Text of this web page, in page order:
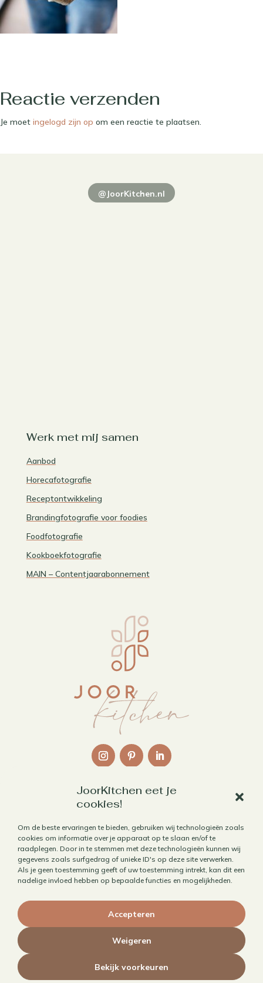
JoorKitchen eet je
cookies!
Om de beste ervaringen te bieden, gebruiken wij technologieën zoals
cookies om informatie over je apparaat op te slaan en/of te
raadplegen. Door in te stemmen met deze technologieën kunnen wij
gegevens zoals surfgedrag of unieke ID's op deze site verwerken.
Als je geen toestemming geeft of uw toestemming intrekt, kan dit een
nadelige invloed hebben op bepaalde functies en mogelijkheden.
Accepteren
Weigeren
Bekijk voorkeuren
Reactie verzenden
Je moet ingelogd zijn op om een reactie te plaatsen.
@JoorKitchen.nl
Werk met mij samen
Aanbod
Horecafotografie
Receptontwikkeling
Brandingfotografie voor foodies
Foodfotografie
Kookboekfotografie
MAIN – Contentjaarabonnement
Contact
Algemene voorwaarden
Privacybeleid